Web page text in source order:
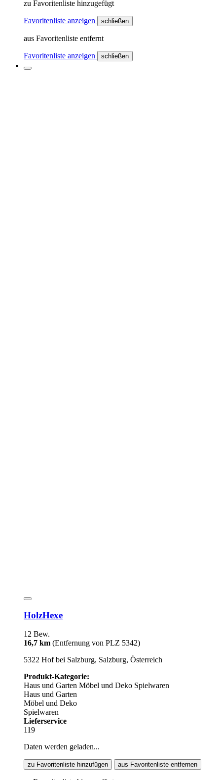
zu Favoritenliste hinzugefügt
Favoritenliste anzeigen schließen
aus Favoritenliste entfernt
Favoritenliste anzeigen schließen
HolzHexe
12 Bew.
16,7 km (Entfernung von PLZ 5342)
5322 Hof bei Salzburg, Salzburg, Österreich
Produkt-Kategorie:
Haus und Garten Möbel und Deko Spielwaren
Haus und Garten
Möbel und Deko
Spielwaren
Lieferservice
119
Daten werden geladen...
zu Favoritenliste hinzufügen aus Favoritenliste entfernen